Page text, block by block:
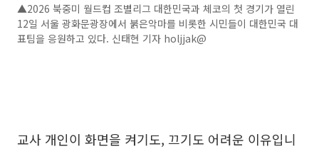
▲2026 북중미 월드컵 조별리그 대한민국과 체코의 첫 경기가 열린
12일 서울 광화문광장에서 붉은악마를 비롯한 시민들이 대한민국 대
표팀을 응원하고 있다. 신태현 기자 holjjak@
교사 개인이 화면을 켜기도, 끄기도 어려운 이유입니